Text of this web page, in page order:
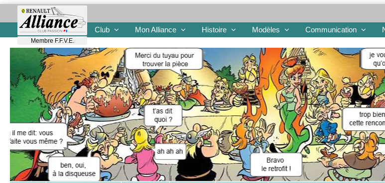
Membre F.F.V.E.
Club Mon Alliance Histoire Modèles Communication